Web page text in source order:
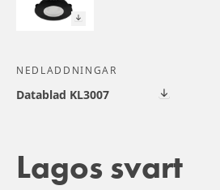
NEDLADDNINGAR
Datablad KL3007
Lagos svart